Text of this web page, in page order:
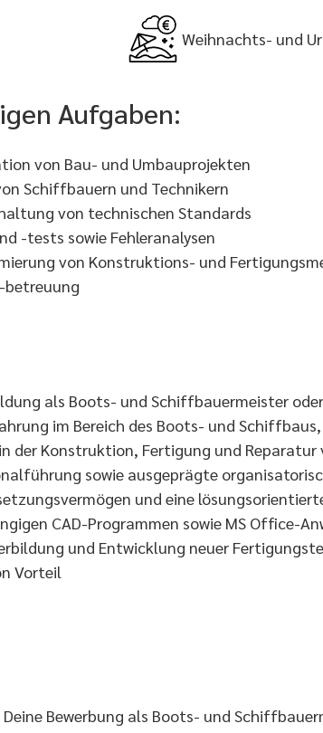
Weihnachts- und
Aufgaben:
von Bau- und Umbauprojekten
Schiffbauern und Technikern
von technischen Standards
-tests sowie Fehleranalysen
von Konstruktions- und
betreuung
als Boots- und Schiffbauermeister
im Bereich des Boots- und
der Konstruktion, Fertigung und
sowie ausgeprägte
und eine
CAD-Programmen sowie MS Office-
und Entwicklung neuer
Vorteil
Bewerbung als Boots- und